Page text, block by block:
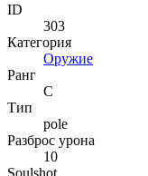
ID
303
Категория
Оружие
Ранг
C
Тип
pole
Разброс урона
10